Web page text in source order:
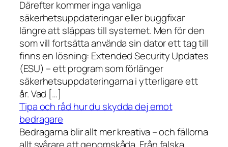
Därefter kommer inga vanliga
säkerhetsuppdateringar eller buggfixar
längre att släppas till systemet. Men för den
som vill fortsätta använda sin dator ett tag till
finns en lösning: Extended Security Updates
(ESU) – ett program som förlänger
säkerhetsuppdateringarna i ytterligare ett
år. Vad […]
Tipa och råd hur du skydda dej emot
bedragare
Bedragarna blir allt mer kreativa – och fällorna
allt svårare att genomskåda. Från falska